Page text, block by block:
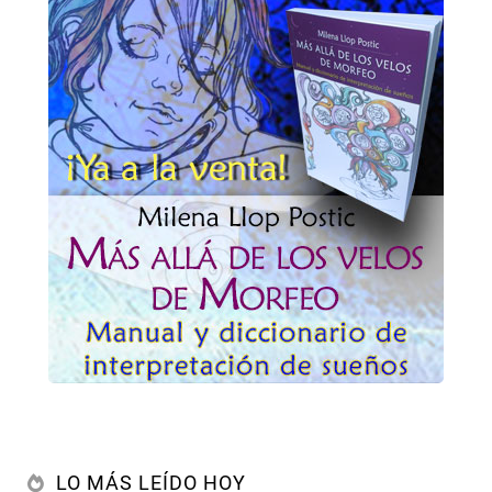
LO MÁS LEÍDO HOY